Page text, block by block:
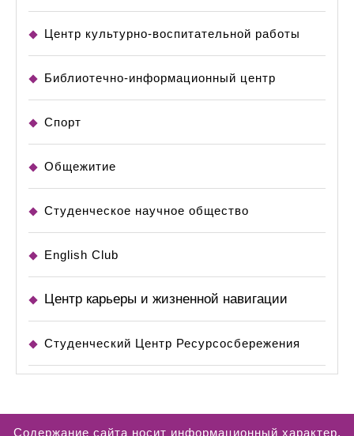
Центр культурно-воспитательной работы
Библиотечно-информационный центр
Спорт
Общежитие
Студенческое научное общество
English Club
Центр карьеры и жизненной навигации
Студенческий Центр Ресурсосбережения
Содержание сайта носит информационный характер.